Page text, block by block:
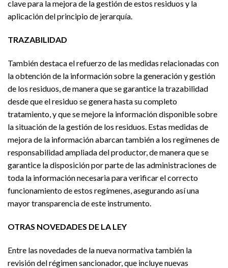
clave para la mejora de la gestión de estos residuos y la
aplicación del principio de jerarquía.
TRAZABILIDAD
También destaca el refuerzo de las medidas relacionadas con
la obtención de la información sobre la generación y gestión
de los residuos, de manera que se garantice la trazabilidad
desde que el residuo se genera hasta su completo
tratamiento, y que se mejore la información disponible sobre
la situación de la gestión de los residuos. Estas medidas de
mejora de la información abarcan también a los regímenes de
responsabilidad ampliada del productor, de manera que se
garantice la disposición por parte de las administraciones de
toda la información necesaria para verificar el correcto
funcionamiento de estos regímenes, asegurando así una
mayor transparencia de este instrumento.
OTRAS NOVEDADES DE LA LEY
Entre las novedades de la nueva normativa también la
revisión del régimen sancionador, que incluye nuevas